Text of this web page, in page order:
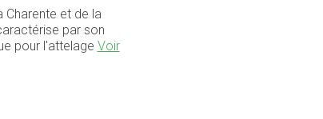
Charente et de la
par son
pour l'attelage Voir